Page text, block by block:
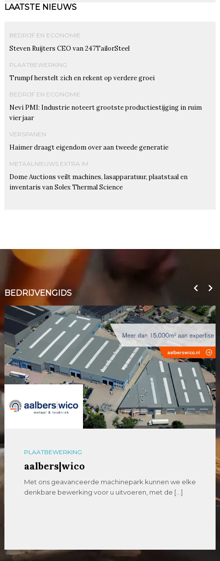
LAATSTE NIEUWS
BEDRIJF EN ECONOMIE
Steven Ruijters CEO van 247TailorSteel
PLAATBEWERKING
Trumpf herstelt zich en rekent op verdere groei
BEDRIJF EN ECONOMIE
Nevi PMI: Industrie noteert grootste productiestijging in ruim
vier jaar
VERSPANEN
Haimer draagt eigendom over aan tweede generatie
METAALNIEUWS EXTRA IM
Dome Auctions veilt machines, lasapparatuur, plaatstaal en
inventaris van Solex Thermal Science
BEDRIJVENGIDS
PLAATBEWERKING
aalbers|wico
Met ons geavanceerde machinepark kunnen we elke
denkbare bewerking voor u uitvoeren, met de […]